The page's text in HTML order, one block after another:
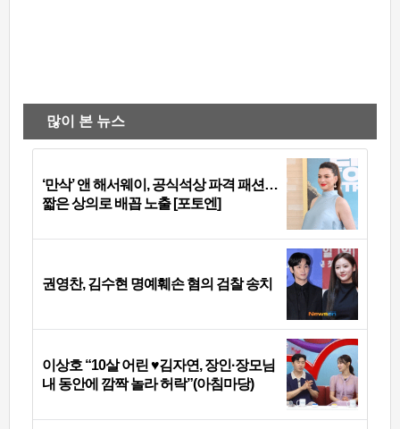
많이 본 뉴스
‘만삭’ 앤 해서웨이, 공식석상 파격 패션…
짧은 상의로 배꼽 노출 [포토엔]
권영찬, 김수현 명예훼손 혐의 검찰 송치
이상호 “10살 어린 ♥김자연, 장인·장모님
내 동안에 깜짝 놀라 허락”(아침마당)